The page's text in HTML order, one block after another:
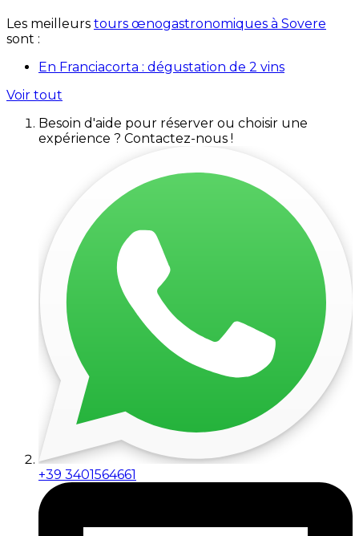
Les meilleurs tours œnogastronomiques à Sovere
sont :
En Franciacorta : dégustation de 2 vins
Voir tout
Besoin d'aide pour réserver ou choisir une
expérience ? Contactez-nous !
+39 3401564661